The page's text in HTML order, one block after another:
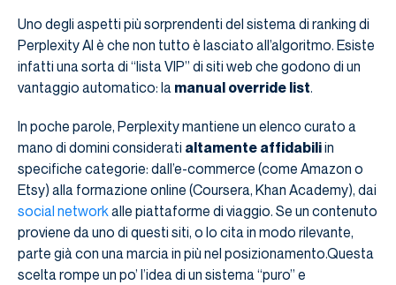
Uno degli aspetti più sorprendenti del sistema di ranking di
Perplexity AI è che non tutto è lasciato all’algoritmo. Esiste
infatti una sorta di “lista VIP” di siti web che godono di un
vantaggio automatico: la manual override list.
In poche parole, Perplexity mantiene un elenco curato a
mano di domini considerati altamente affidabiliin
specifiche categorie: dall’e-commerce (come Amazon o
Etsy) alla formazione online (Coursera, Khan Academy), dai
social network alle piattaforme di viaggio. Se un contenuto
proviene da uno di questi siti, o lo cita in modo rilevante,
parte già con una marcia in più nel posizionamento.Questa
scelta rompe un po’ l’idea di un sistema “puro” e